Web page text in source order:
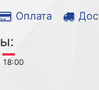
Оплата
18:00